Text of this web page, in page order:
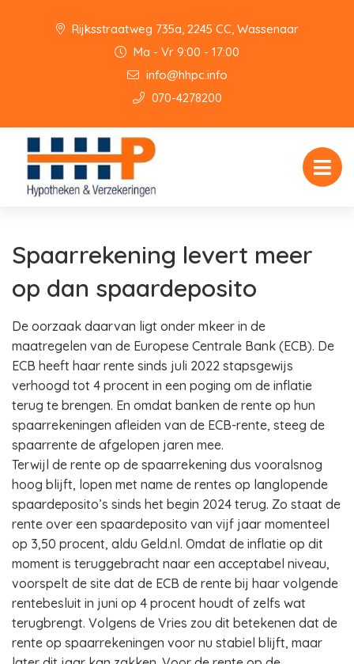
Rijksstraatweg 735a, 2245 CC, Wassenaar
Ma - Vr 9:00 - 17:00
info@hhpc.info
070-4278200
Spaarrekening levert meer
op dan spaardeposito
De oorzaak daarvan ligt onder mkeer in de
maatregelen van de Europese Centrale Bank (ECB). De
ECB heeft haar rente sinds juli 2022 stapsgewijs
verhoogd tot 4 procent in een poging om de inflatie
terug te brengen. En omdat banken de rente op hun
spaarrekeningen afleiden van de ECB-rente, steeg de
spaarrente de afgelopen jaren mee.
Terwijl de rente op de spaarrekening dus vooralsnog
hoog blijft, lopen met name de rentes op langlopende
spaardeposito’s sinds het begin 2024 terug. Zo staat de
rente over een spaardeposito van vijf jaar momenteel
op 3,50 procent, aldu Geld.nl. Omdat de inflatie op dit
moment is teruggebracht naar een acceptabel niveau,
voorspelt de site dat de ECB de rente bij haar volgende
rentebesluit in juni op 4 procent houdt of zelfs wat
terugbrengt. Volgens de Vries zou dit betekenen dat de
rente op spaarrekeningen voor nu stabiel blijft, maar